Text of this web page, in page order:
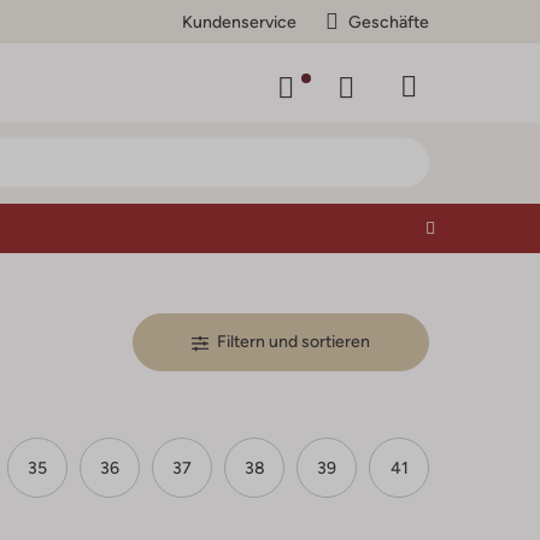
Kundenservice Geschäfte
Filtern und sortieren
35 36 37 38 39 41